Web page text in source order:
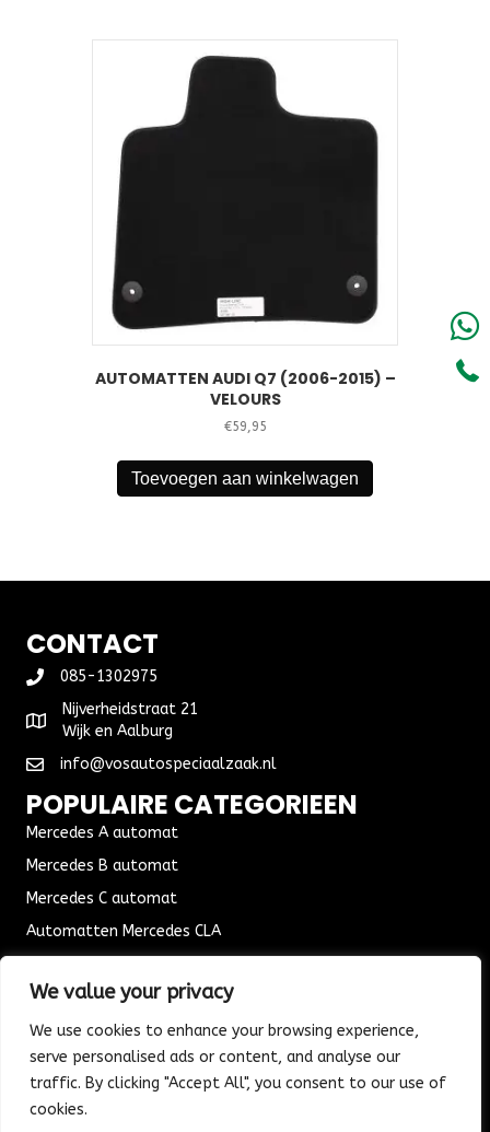
We value your privacy
We use cookies to enhance your browsing experience,
serve personalised ads or content, and analyse our
traffic. By clicking "Accept All", you consent to our use of
cookies.
AUTOMATTEN AUDI Q7 (2006-2015) –
VELOURS
€59,95
Toevoegen aan winkelwagen
CONTACT
085-1302975
Nijverheidstraat 21
Wijk en Aalburg
info@vosautospeciaalzaak.nl
POPULAIRE CATEGORIEEN
Mercedes A automat
Mercedes B automat
Mercedes C automat
Automatten Mercedes CLA
ALGEMENE VOORWAARDEN
Algemene voorwaarden
Verzending & Bezorging
Retouren & Ruilen